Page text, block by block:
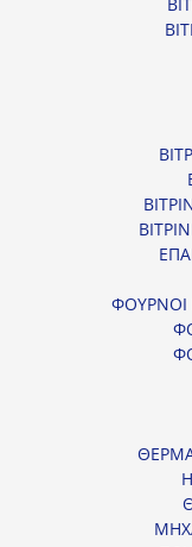
ΦΟΥΡΝΟΙ